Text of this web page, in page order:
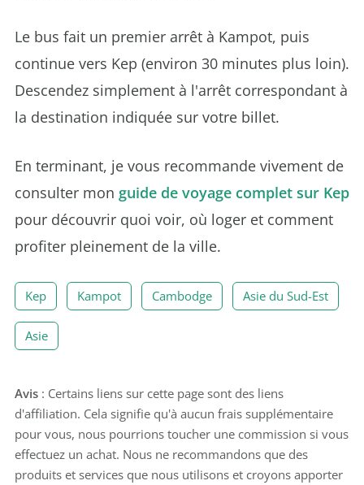
Le bus fait un premier arrêt à Kampot, puis
continue vers Kep (environ 30 minutes plus loin).
Descendez simplement à l'arrêt correspondant à
la destination indiquée sur votre billet.
En terminant, je vous recommande vivement de
consulter mon guide de voyage complet sur Kep
pour découvrir quoi voir, où loger et comment
profiter pleinement de la ville.
Kep Kampot Cambodge Asie du Sud-Est
Asie
Avis : Certains liens sur cette page sont des liens
d'affiliation. Cela signifie qu'à aucun frais supplémentaire
pour vous, nous pourrions toucher une commission si vous
effectuez un achat. Nous ne recommandons que des
produits et services que nous utilisons et croyons apporter